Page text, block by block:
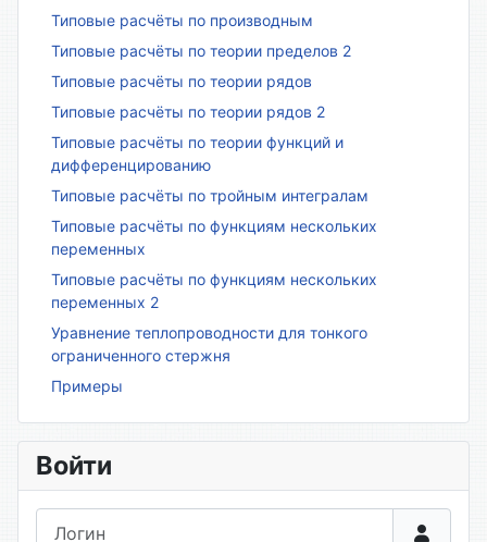
Типовые расчёты по производным
Типовые расчёты по теории пределов 2
Типовые расчёты по теории рядов
Типовые расчёты по теории рядов 2
Типовые расчёты по теории функций и
дифференцированию
Типовые расчёты по тройным интегралам
Типовые расчёты по функциям нескольких
переменных
Типовые расчёты по функциям нескольких
переменных 2
Уравнение теплопроводности для тонкого
ограниченного стержня
Примеры
Войти